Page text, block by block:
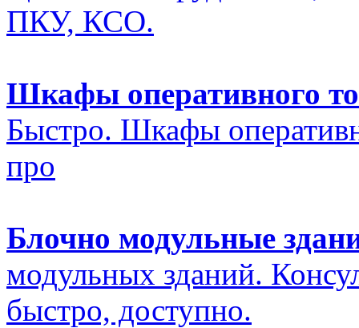
ПКУ, КСО.
Шкафы оперативного
Быстро. Шкафы
про
Блочно модульные
модульных зданий.
быстро, доступно.